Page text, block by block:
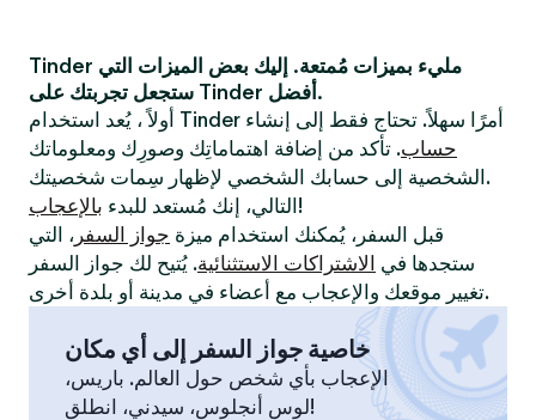
Tinder مليء بميزات مُمتعة. إليك بعض الميزات التي
ستجعل تجربتك على Tinder أفضل.
أولاً ، يُعد استخدام Tinder أمرًا سهلاً. تحتاج فقط إلى إنشاء
حساب. تأكد من إضافة اهتماماتِك وصورِك ومعلوماتك
الشخصية إلى حسابك الشخصي لإظهار سِمات شخصيتك.
التالي، إنك مُستعد للبدء بالإعجاب
!
قبل السفر، يُمكنك استخدام ميزة جواز السفر ، التي
ستجدها في الاشتراكات الاستثنائية. يُتيح لك جواز السفر
تغيير موقعك والإعجاب مع أعضاء في مدينة أو بلدة أخرى.
خاصية جواز السفر إلى أي مكان
الإعجاب بأي شخص حول العالم. باريس،
لوس أنجلوس، سيدني، انطلق!